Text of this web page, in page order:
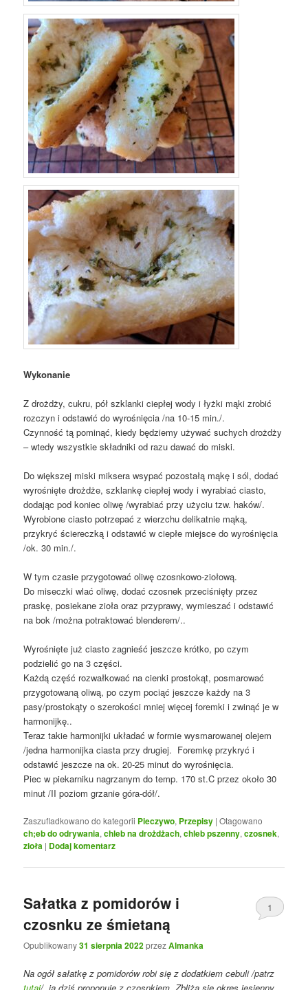
Wykonanie
Z drożdży, cukru, pół szklanki ciepłej wody i łyżki mąki zrobić
rozczyn i odstawić do wyrośnięcia /na 10-15 min./.
Czynność tą pominąć, kiedy będziemy używać suchych drożdży
– wtedy wszystkie składniki od razu dawać do miski.
Do większej miski miksera wsypać pozostałą mąkę i sól, dodać
wyrośnięte drożdże, szklankę ciepłej wody i wyrabiać ciasto,
dodając pod koniec oliwę /wyrabiać przy użyciu tzw. haków/.
Wyrobione ciasto potrzepać z wierzchu delikatnie mąką,
przykryć ściereczką i odstawić w ciepłe miejsce do wyrośnięcia
/ok. 30 min./.
W tym czasie przygotować oliwę czosnkowo-ziołową.
Do miseczki wlać oliwę, dodać czosnek przeciśnięty przez
praskę, posiekane zioła oraz przyprawy, wymieszać i odstawić
na bok /można potraktować blenderem/..
Wyrośnięte już ciasto zagnieść jeszcze krótko, po czym
podzielić go na 3 części.
Każdą część rozwałkować na cienki prostokąt, posmarować
przygotowaną oliwą, po czym pociąć jeszcze każdy na 3
pasy/prostokąty o szerokości mniej więcej foremki i zwinąć je w
harmonijkę..
Teraz takie harmonijki układać w formie wysmarowanej olejem
/jedna harmonijka ciasta przy drugiej. Foremkę przykryć i
odstawić jeszcze na ok. 20-25 minut do wyrośnięcia.
Piec w piekarniku nagrzanym do temp. 170 st.C przez około 30
minut /II poziom grzanie góra-dół/.
Zaszufladkowano do kategorii Pieczywo, Przepisy |Otagowano
ch;eb do odrywania,chleb na drożdżach,chleb pszenny,czosnek,
zioła | Dodaj komentarz
Sałatka z pomidorów i
czosnku ze śmietaną
Opublikowany31 sierpnia 2022przezAlmanka
1
Na ogół sałatkę z pomidorów robi się z dodatkiem cebuli /patrz